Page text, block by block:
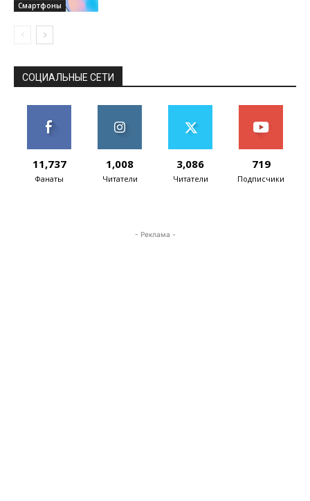
Смартфоны
СОЦИАЛЬНЫЕ СЕТИ
11,737
Фанаты
1,008
Читатели
3,086
Читатели
719
Подписчики
- Реклама -